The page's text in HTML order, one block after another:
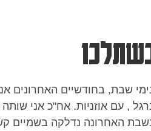
שבת, בחודשיים האחרונים
, עם אוזניות. אח"כ אני
האחרונה נדלקה בשמיים